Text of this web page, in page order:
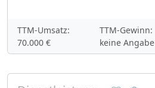
TTM-Umsatz:
70.000 €
TTM-Gewinn:
keine Angabe